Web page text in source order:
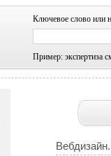
Ключевое слово или
Пример: экспертиза